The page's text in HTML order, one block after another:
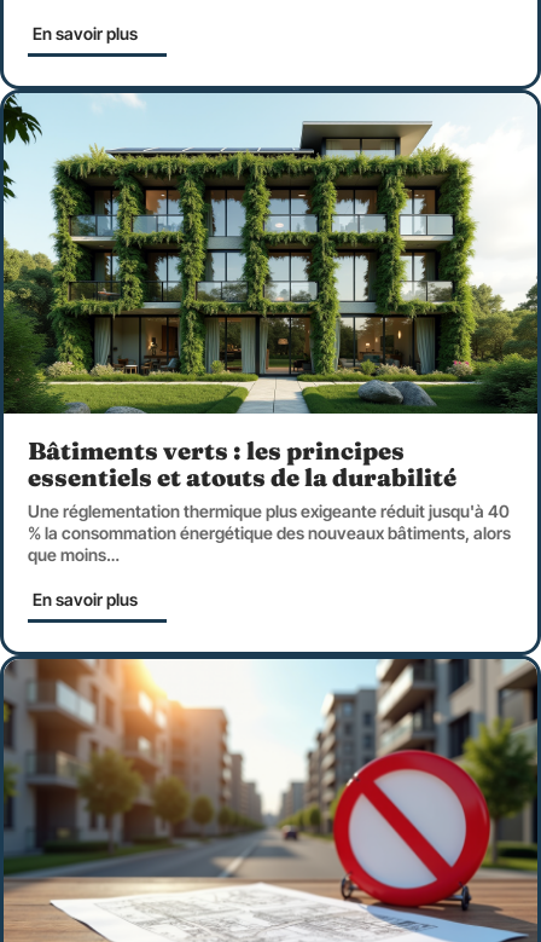
En savoir plus
Bâtiments verts : les principes
essentiels et atouts de la durabilité
Une réglementation thermique plus exigeante réduit jusqu'à 40
% la consommation énergétique des nouveaux bâtiments, alors
que moins…
En savoir plus